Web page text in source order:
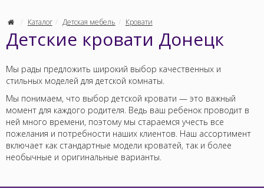
Каталог Детская мебель Кровати
Детские кровати Донецк
Мы рады предложить широкий выбор качественных и
стильных моделей для детской комнаты.
Мы понимаем, что выбор детской кровати — это важный
момент для каждого родителя. Ведь ваш ребенок проводит в
ней много времени, поэтому мы стараемся учесть все
пожелания и потребности наших клиентов. Наш ассортимент
включает как стандартные модели кроватей, так и более
необычные и оригинальные варианты.